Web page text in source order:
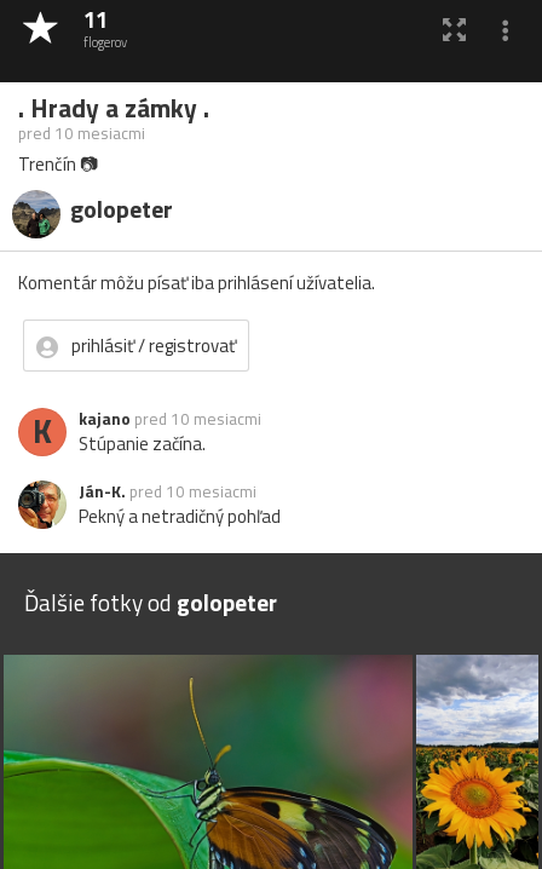
11
flogerov
. Hrady a zámky .
pred 10 mesiacmi
Trenčín 📷
golopeter
Komentár môžu písať iba prihlásení užívatelia.
prihlásiť / registrovať
K kajano pred 10 mesiacmi
Stúpanie začína.
Ján-K. pred 10 mesiacmi
Pekný a netradičný pohľad
Ďalšie fotky od golopeter